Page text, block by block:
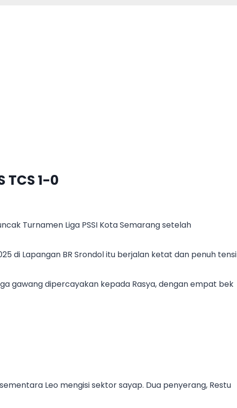
TCS 1-0
Turnamen Liga PSSI Kota Semarang setelah
di Lapangan BR Srondol itu berjalan ketat dan penuh tensi
gawang dipercayakan kepada Rasya, dengan empat bek
Leo mengisi sektor sayap. Dua penyerang, Restu